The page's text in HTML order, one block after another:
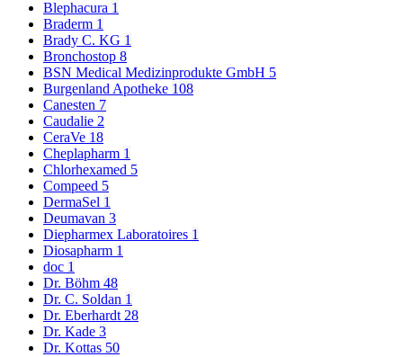
Blephacura 1
Braderm 1
Brady C. KG 1
Bronchostop 8
BSN Medical Medizinprodukte GmbH 5
Burgenland Apotheke 108
Canesten 7
Caudalie 2
CeraVe 18
Cheplapharm 1
Chlorhexamed 5
Compeed 5
DermaSel 1
Deumavan 3
Diepharmex Laboratoires 1
Diosapharm 1
doc 1
Dr. Böhm 48
Dr. C. Soldan 1
Dr. Eberhardt28
Dr. Kade 3
Dr. Kottas 50